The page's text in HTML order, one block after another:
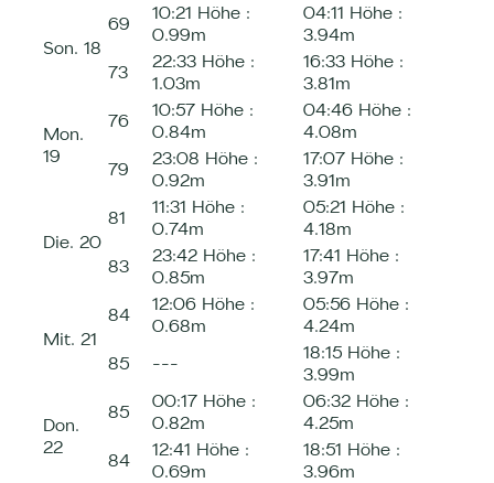
Son. 18
69 10:21 Höhe :
0.99m
04:11 Höhe :
3.94m
73
22:33 Höhe :
1.03m
16:33 Höhe :
3.81m
Mon.
19
76 10:57 Höhe :
0.84m
04:46 Höhe :
4.08m
79
23:08 Höhe :
0.92m
17:07 Höhe :
3.91m
Die. 20
81 11:31 Höhe :
0.74m
05:21 Höhe :
4.18m
83
23:42 Höhe :
0.85m
17:41 Höhe :
3.97m
Mit. 21
84 12:06 Höhe :
0.68m
05:56 Höhe :
4.24m
85
--- 18:15 Höhe :
3.99m
Don.
22
85 00:17 Höhe :
0.82m
06:32 Höhe :
4.25m
84
12:41 Höhe :
0.69m
18:51 Höhe :
3.96m